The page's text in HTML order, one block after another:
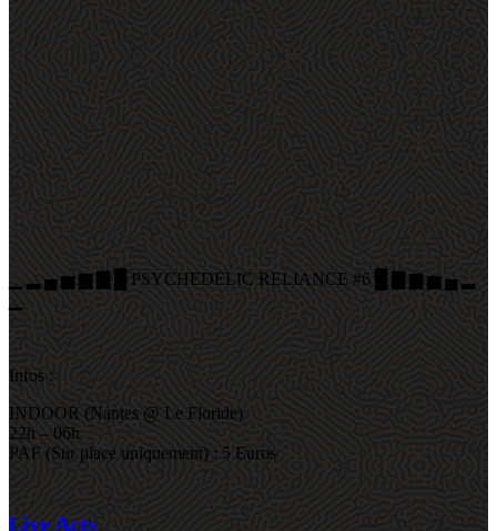
▁ ▂ ▄ ▅ ▆ ▇ █ PSYCHEDELIC RELIANCE #6 █ ▇ ▆ ▅ ▄ ▂
Infos :
INDOOR (Nantes @ Le Floride)
22h – 06h
PAF (Sur place uniquement) : 5 Euros
Live Acts